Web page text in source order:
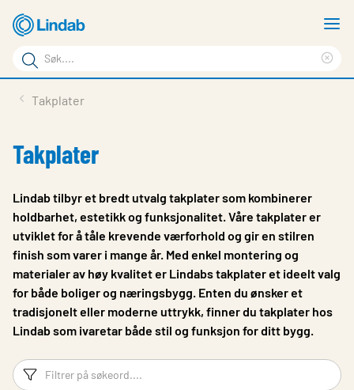
hovedinnhold
Søkeord
Søk
på
Last ned
Bærekraft
Kontakt oss
Logg inn
Choose languge
Norway
Takplater
Takplater
Lindab tilbyr et bredt utvalg takplater som kombinerer
holdbarhet, estetikk og funksjonalitet. Våre takplater er
utviklet for å tåle krevende værforhold og gir en stilren
finish som varer i mange år. Med enkel montering og
materialer av høy kvalitet er Lindabs takplater et ideelt valg
for både boliger og næringsbygg. Enten du ønsker et
tradisjonelt eller moderne uttrykk, finner du takplater hos
Lindab som ivaretar både stil og funksjon for ditt bygg.
Filtreringsord